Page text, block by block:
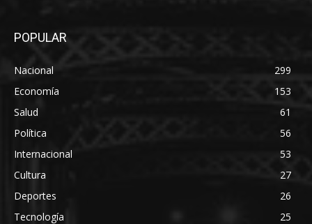
POPULAR
Nacional
299
Economía
153
Salud
61
Política
56
Internacional
53
Cultura
27
Deportes
26
Tecnología
25